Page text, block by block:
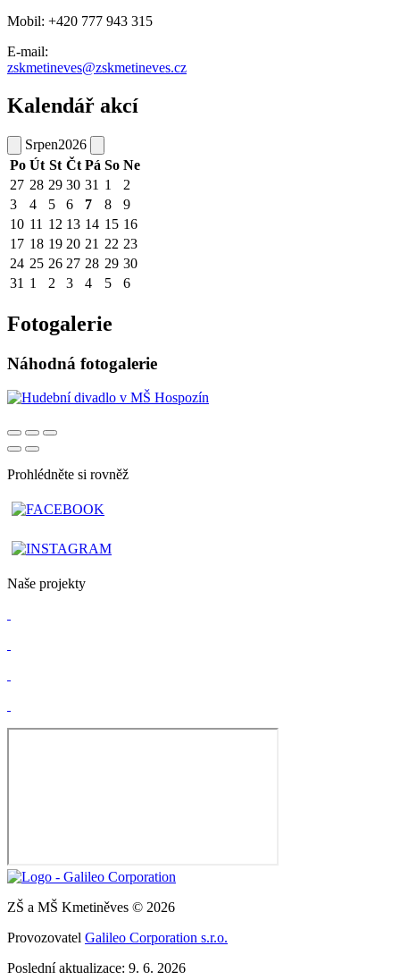
Mobil: +420 777 943 315
E-mail:
zskmetineves@zskmetineves.cz
Kalendář akcí
Srpen2026
Po Út St Čt Pá So Ne
27 28 29 30 31 1
2
3
4 5 6 7 8
9
10 11 12 13 14 15 16
17 18 19 20 21 22 23
24 25 26 27 28 29 30
31 1 2 3 4 5 6
Fotogalerie
Náhodná fotogalerie
Prohlédněte si rovněž
Naše projekty
ZŠ a MŠ Kmetiněves © 2026
Provozovatel Galileo Corporation s.r.o.
Poslední aktualizace: 9. 6. 2026